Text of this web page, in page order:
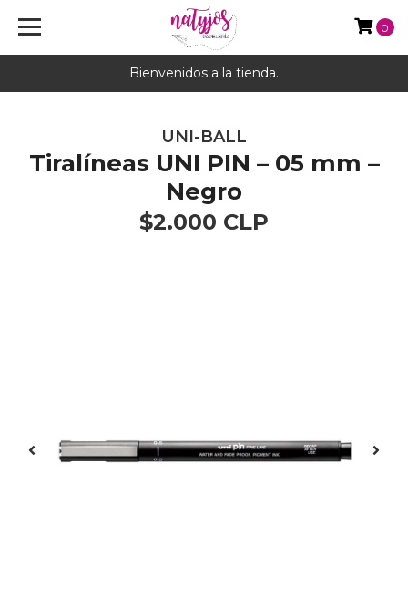
Bienvenidos a la tienda.
0
UNI-BALL
Tiralíneas UNI PIN – 05 mm –
Negro
$2.000 CLP